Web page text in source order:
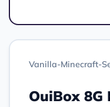
Vanilla-Minecraft-
OuiBox 8G